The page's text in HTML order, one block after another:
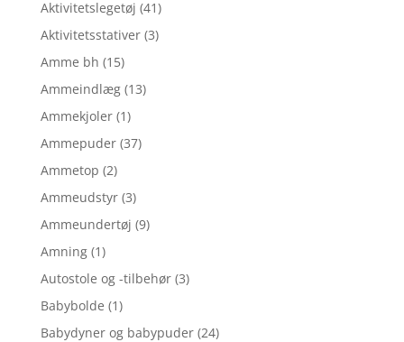
Aktivitetslegetøj (41)
Aktivitetsstativer (3)
Amme bh (15)
Ammeindlæg (13)
Ammekjoler (1)
Ammepuder (37)
Ammetop (2)
Ammeudstyr (3)
Ammeundertøj (9)
Amning (1)
Autostole og -tilbehør (3)
Babybolde (1)
Babydyner og babypuder (24)